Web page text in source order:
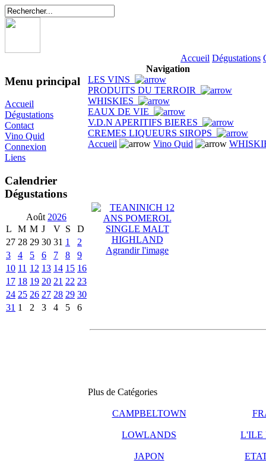
Accueil Dégustations
Menu principal
Accueil
Dégustations
Contact
Vino Quid
Connexion
Liens
Calendrier
Dégustations
Août 2026
L
M M J V S
D
27 28 29 30 31 1
2
3
4 5 6 7 8
9
10 11 12 13 14 15 16
17 18 19 20 21 22 23
24 25 26 27 28 29 30
31 1 2 3 4 5 6
Navigation
LES VINS
PRODUITS DU TERROIR
WHISKIES
EAUX DE VIE
V.D.N APERITIFS BIERES
CREMES LIQUEURS SIROPS
Accueil
Vino Quid
Agrandir l'image
Plus de Catégories
CAMPBELTOWN
LOWLANDS L'ILE
JAPON